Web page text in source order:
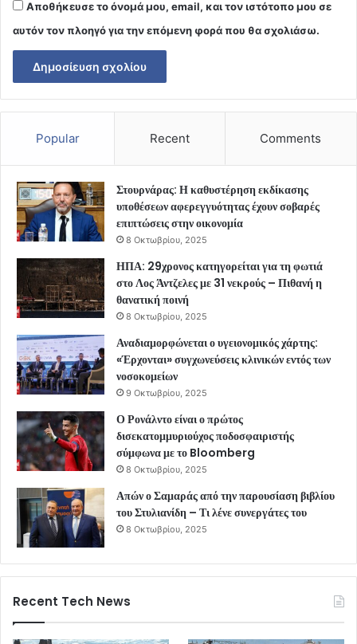
Αποθήκευσε το όνομά μου, email, και τον ιστότοπο μου σε
αυτόν τον πλοηγό για την επόμενη φορά που θα σχολιάσω.
Popular Recent Comments
Στουρνάρας: Η καθυστέρηση εκδίκασης
υποθέσεων αφερεγγυότητας έχουν σοβαρές
επιπτώσεις στην οικονομία
8 Οκτωβρίου, 2025
ΗΠΑ: 29χρονος κατηγορείται για τη φωτιά
στο Λος Άντζελες με 31 νεκρούς – Πιθανή η
θανατική ποινή
8 Οκτωβρίου, 2025
Αναδιαμορφώνεται ο υγειονομικός χάρτης:
«Έρχονται» συγχωνεύσεις κλινικών εντός των
νοσοκομείων
9 Οκτωβρίου, 2025
Ο Ρονάλντο είναι ο πρώτος
δισεκατομμυριούχος ποδοσφαιριστής
σύμφωνα με το Bloomberg
8 Οκτωβρίου, 2025
Απών ο Σαμαράς από την παρουσίαση βιβλίου
του Στυλιανίδη – Τι λένε συνεργάτες του
8 Οκτωβρίου, 2025
Recent Tech News